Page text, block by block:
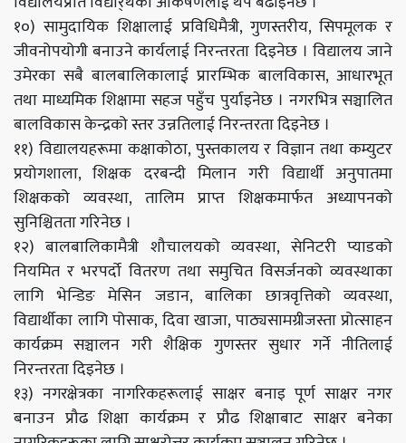
१०) सामुदायिक शिक्षालाई प्रविधिमैत्री, गुणस्तरीय, सिपमूलक र
जीवनोपयोगी बनाउने कार्यलाई निरन्तरता दिइनेछ । विद्यालय जाने
उमेरका सबै बालबालिकालाई प्रारम्भिक बालविकास, आधारभूत
तथा माध्यमिक शिक्षामा सहज पहुँच पु‍र्याइनेछ । नगरभित्र सञ्चालित
बालविकास केन्द्रको स्तर उन्नतिलाई निरन्तरता दिइनेछ ।
११) विद्यालयहरूमा कक्षाकोठा, पुस्तकालय र विज्ञान तथा कम्युटर
प्रयोगशाला, शिक्षक दरबन्दी मिलान गरी विद्यार्थी अनुपातमा
शिक्षकको व्यवस्था, तालिम प्राप्त शिक्षकमार्फत अध्यापनको
सुनिश्चितता गरिनेछ ।
१२) बालबालिकामैत्री शौचालयको व्यवस्था, सेनिटरी प्याडको
नियमित र भरपर्दो वितरण तथा समुचित विसर्जनको व्यवस्थाका
लागि भेन्डिङ मेसिन जडान, बालिका छात्रवृत्तिको व्यवस्था,
विद्यार्थीका लागि पोसाक, दिवा खाजा, पाठ्यसामग्रीजस्ता प्रोत्साहन
कार्यक्रम सञ्चालन गरी शैक्षिक गुणस्तर सुधार गर्ने नीतिलाई
निरन्तरता दिइनेछ ।
१३) नगरक्षेत्रका नागरिकहरूलाई साक्षर बनाइ पूर्ण साक्षर नगर
बनाउन प्रौढ शिक्षा कार्यक्रम र प्रौढ शिक्षाबाट साक्षर बनेका